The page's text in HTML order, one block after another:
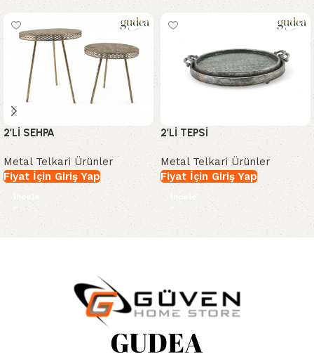
2’Lİ SEHPA
Metal Telkari Ürünler
Fiyat İçin Giriş Yap
İncele
2’Lİ TEPSİ
Metal Telkari Ürünler
Fiyat İçin Giriş Yap
İncele
Read More